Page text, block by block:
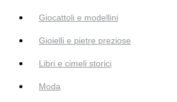
Giocattoli e modellini
Gioielli e pietre preziose
Libri e cimeli storici
Moda